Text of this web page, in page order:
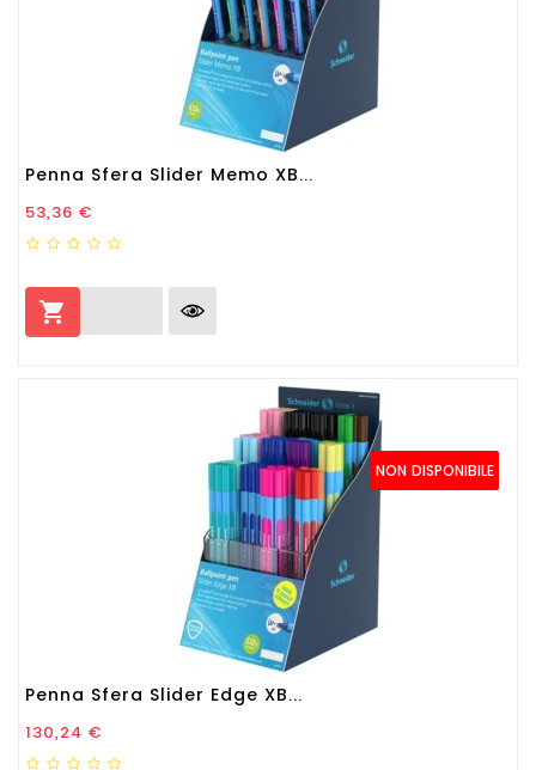
Penna Sfera Slider Memo XB...
Prezzo
53,36 €

NON DISPONIBILE
Penna Sfera Slider Edge XB...
Prezzo
130,24 €